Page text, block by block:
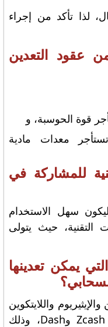
لذا تأكد من إجراء
عقود التعدين
قوة الحوسبة، و
معدات مادية
للمشاركة في
سهل الاستخدام
التقنية، حيث يتولى
يمكن تعدينها
واللايتكوين
وغيرها من العملات البديلة مثل Zcash وDash، وذلك